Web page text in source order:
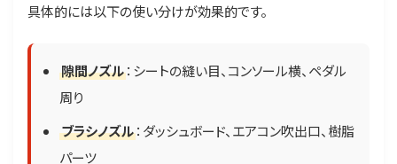
具体的には以下の使い分けが効果的です。
隙間ノズル：シートの縫い目、コンソール横、ペダル
周り
ブラシノズル：ダッシュボード、エアコン吹出口、樹脂
パーツ